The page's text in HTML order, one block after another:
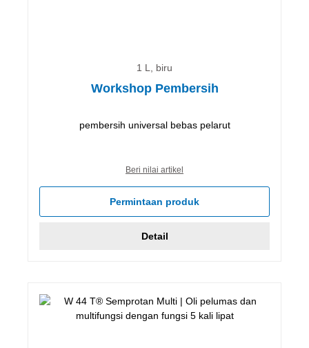
1 L, biru
Workshop Pembersih
pembersih universal bebas pelarut
Beri nilai artikel
Permintaan produk
Detail